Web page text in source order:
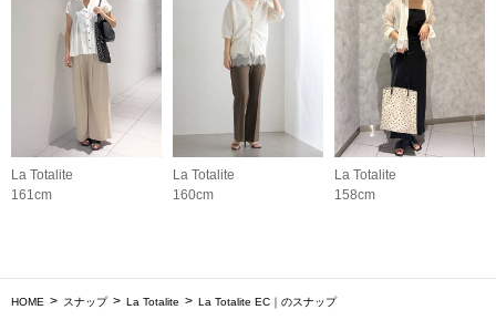
La Totalite
161cm
La Totalite
160cm
La Totalite
158cm
HOME スナップ La Totalite La Totalite EC｜のスナップ